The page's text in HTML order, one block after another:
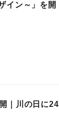
イン～」を開
｜川の日に24